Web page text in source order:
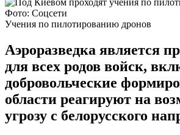
Фото: Соцсети
Учения по пилотированию дронов
Аэроразведка является
для всех родов войск,
добровольческие
области реагируют на
угрозу с белорусского